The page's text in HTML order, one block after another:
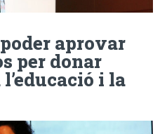
aprovar
per donar
i la